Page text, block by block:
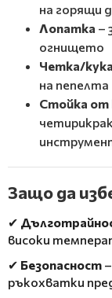
на горящи
Лопатка –
огнището
Четка/кука
на пепелта
Стойка от
Защо да
✔
високи
✔ Безопасност
ръкохватки